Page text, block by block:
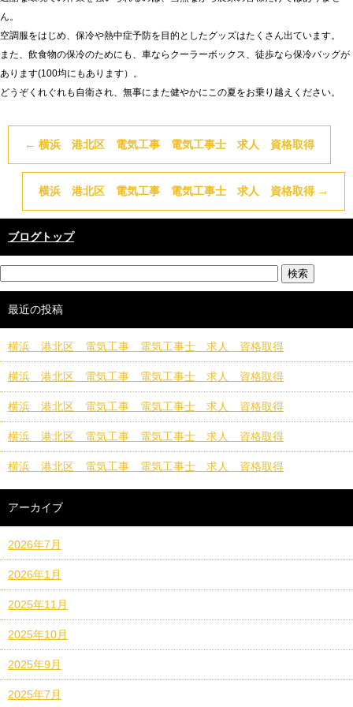
ん。
空調服をはじめ、保冷や熱中症予防を目的としたグッズはたくさん出ています。
また、飲食物の保冷のためにも、車ならクーラーボックス、徒歩なら保冷バッグが
あります(100均にもあります）。
どうぞくれぐれも自衛され、無事にまた健やかにこの夏をお乗り越えください。
← 横浜 港北区 電気工事 電気工事士 求人 資格取得
横浜 港北区 電気工事 電気工事士 求人 資格取得 →
ブログトップ
最近の投稿
横浜 港北区 電気工事 電気工事士 求人 資格取得
横浜 港北区 電気工事 電気工事士 求人 資格取得
横浜 港北区 電気工事 電気工事士 求人 資格取得
横浜 港北区 電気工事 電気工事士 求人 資格取得
横浜 港北区 電気工事 電気工事士 求人 資格取得
アーカイブ
2026年7月
2026年1月
2025年11月
2025年10月
2025年9月
2025年7月